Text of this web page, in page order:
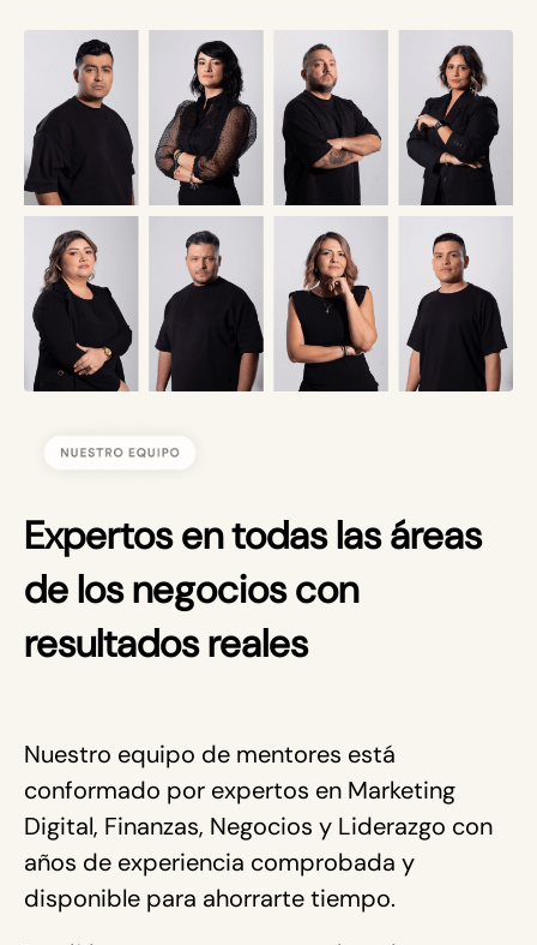
Expertos en todas las áreas
de los negocios con
resultados reales
Nuestro equipo de mentores está
conformado por expertos en Marketing
Digital, Finanzas, Negocios y Liderazgo con
años de experiencia comprobada y
disponible para ahorrarte tiempo.